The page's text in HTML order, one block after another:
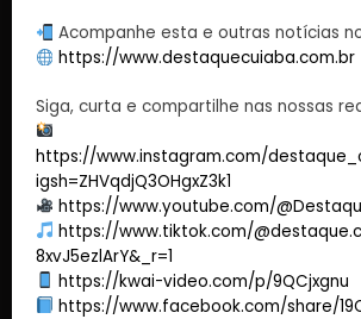
Acompanhe esta e outras notícias
https://www.destaquecuiaba.com.br
Siga, curta e compartilhe nas nossas
https://www.instagram.com/
igsh=ZHVqdjQ3OHgxZ3k1
https://www.youtube.com/
https://www.tiktok.com/
8xvJ5ezlArY&_r=1
https://kwai-video.com/p/9QCjxgnu
https://www.facebook.com/share/